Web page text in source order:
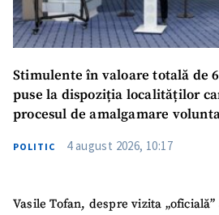
Stimulente în valoare totală de
puse la dispoziția localităților
procesul de amalgamare
POLITIC 4 august 2026, 10:17
Vasile Tofan, despre vizita